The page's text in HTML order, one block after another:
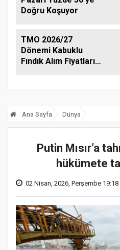
Doğru Koşuyor
TMO 2026/27
Dönemi Kabuklu
Fındık Alım Fiyatlarını
Ana Sayfa Dünya
Putin Mısır’a
hükümete
02 Nisan, 2026, Perşembe 19:18